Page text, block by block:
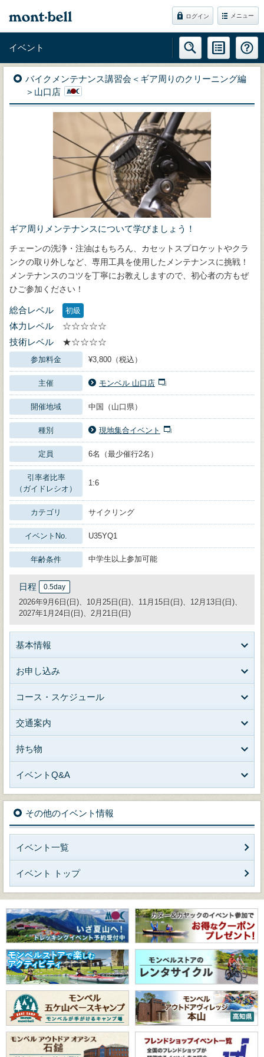
ログイン メニュー
イベント
バイクメンテナンス講習会＜ギア周りのクリーニング編
＞山口店
ギア周りメンテナンスについて学びましょう！
チェーンの洗浄・注油はもちろん、カセットスプロケットやクラ
ンクの取り外しなど、専用工具を使用したメンテナンスに挑戦！
メンテナンスのコツを丁寧にお教えしますので、初心者の方もぜ
ひご参加ください！
総合レベル 初級
体力レベル
☆☆☆☆☆
技術レベル
★☆☆☆☆
参加料金 ¥3,800（税込）
主催 モンベル 山口店
開催地域 中国（山口県）
種別 現地集合イベント
定員 6名（最少催行2名）
引率者比率
（ガイドレシオ）
1:6
カテゴリ サイクリング
イベントNo. U35YQ1
年齢条件 中学生以上参加可能
日程 0.5day
2026年9月6日(日)、10月25日(日)、11月15日(日)、12月13日(日)、
2027年1月24日(日)、2月21日(日)
基本情報
お申し込み
コース・スケジュール
交通案内
持ち物
イベントQ&A
その他のイベント情報
イベント一覧
イベント トップ